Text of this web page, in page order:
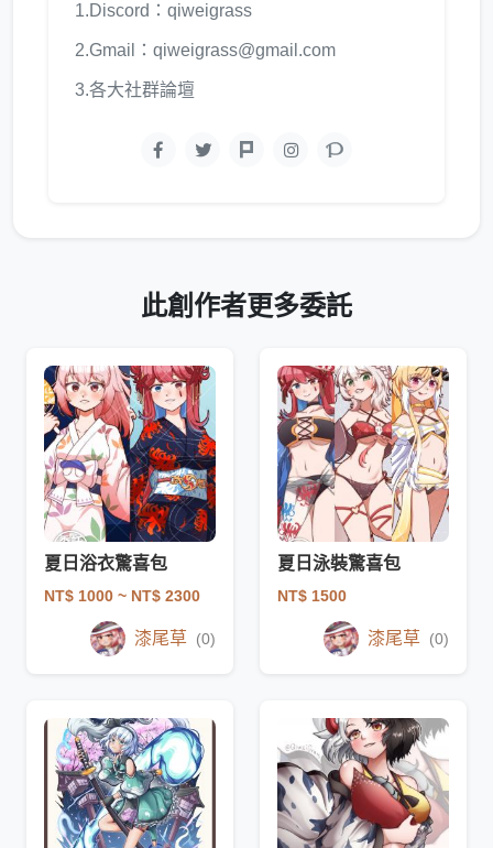
1.Discord：qiweigrass
2.Gmail：qiweigrass@gmail.com
3.各大社群論壇
此創作者更多委託
夏日浴衣驚喜包
NT$ 1000 ~ NT$ 2300
漆尾草 (0)
夏日泳裝驚喜包
NT$ 1500
漆尾草 (0)